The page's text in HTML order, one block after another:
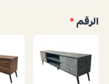
الرقم*